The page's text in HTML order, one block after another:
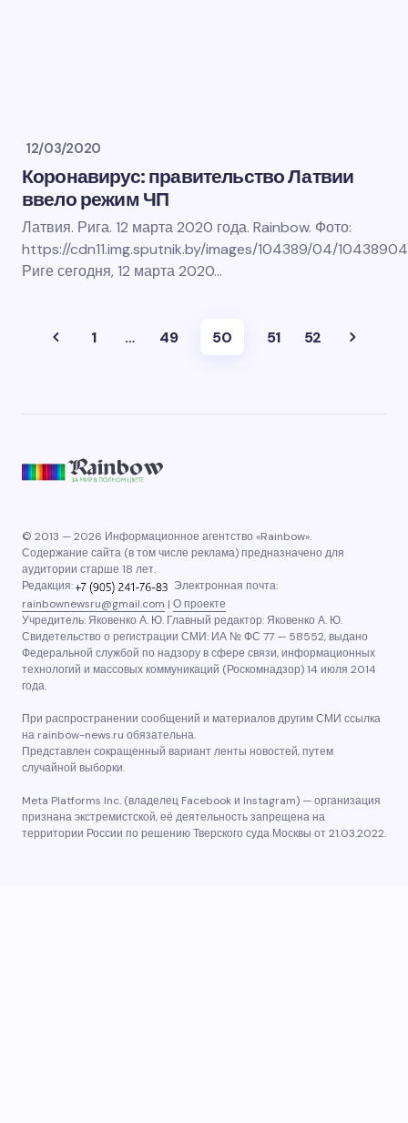
12/03/2020
Коронавирус: правительство Латвии
ввело режим ЧП
Латвия. Рига. 12 марта 2020 года. Rainbow. Фото:
https://cdn11.img.sputnik.by/images/104389/04/
Риге сегодня, 12 марта 2020…
1 … 49 50 51 52
© 2013 — 2026 Информационное агентство «Rainbow».
Содержание сайта (в том числе реклама) предназначено для
аудитории старше 18 лет.
Редакция:
Электронная почта:
rainbownewsru@gmail.com | О проекте
Учредитель: Яковенко А. Ю. Главный редактор: Яковенко А. Ю.
Свидетельство о регистрации СМИ: ИА № ФС 77 — 58552, выдано
Федеральной службой по надзору в сфере связи, информационных
технологий и массовых коммуникаций (Роскомнадзор) 14 июля 2014
года.
При распространении сообщений и материалов другим СМИ ссылка
на rainbow-news.ru обязательна.
Представлен сокращенный вариант ленты новостей, путем
случайной выборки.
Meta Platforms Inc. (владелец Facebook и Instagram) — организация
признана экстремистской, её деятельность запрещена на
территории России по решению Тверского суда Москвы от 21.03.2022.